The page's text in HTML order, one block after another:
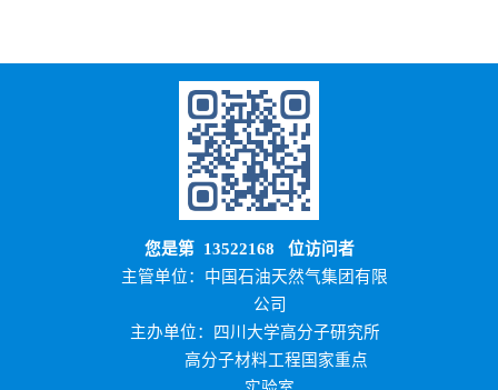
您是第 13522168 位访问者
主管单位：中国石油天然气集团有限
公司
主办单位：四川大学高分子研究所
高分子材料工程国家重点